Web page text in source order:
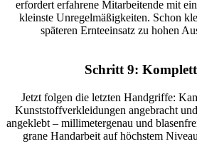
erfor­dert erfah­rene Mitar­bei­tende mit
kleinste Unre­gel­mä­ßig­keiten. Schon
späteren Ernte­ein­satz zu hohen
Schritt 9:
Jetzt folgen die letzten Hand­griffe:
Kunst­stoff­ver­klei­dungen ange­bracht
ange­klebt – milli­me­ter­genau und
grane Hand­ar­beit auf höchstem